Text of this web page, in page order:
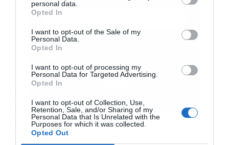
personal data.
Opted In
I want to opt-out of the Sale of my
Personal Data.
Opted In
I want to opt-out of processing my
Personal Data for Targeted Advertising.
Opted In
I want to opt-out of Collection, Use,
Retention, Sale, and/or Sharing of my
Personal Data that Is Unrelated with the
Purposes for which it was collected.
Opted Out
Αντίστοιχη εικόνα καταγράφεται και στη
ακινήτων αυξήθηκε από 83.801 σε 95.697, ενώ η
συνολική δηλωθείσα δαπάνη εκτοξεύθηκε από
173,65 εκατ. ευρώ σε σχεδόν 271 εκατ. ευρώ. Τα
Αποδέχομαι τους